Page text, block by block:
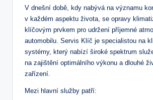
V dnešní době, kdy⁢ nabývá na významu
v každém aspektu života,‌ se opravy
klíčovým prvkem pro udržení příjemné
automobilu. Servis Klíč je specialistou na
systémy, který nabízí široké spektrum
na zajištění optimálního výkonu a dlouhé
zařízení.
Mezi hlavní ‍služby ‌patří: